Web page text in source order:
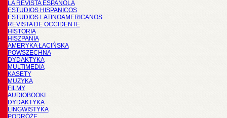
LA REVISTA ESPAÑOLA
ESTUDIOS HISPANICOS
ESTUDIOS LATINOAMERICANOS
REVISTA DE OCCIDENTE
HISTORIA
HISZPANIA
AMERYKA ŁACIŃSKA
POWSZECHNA
DYDAKTYKA
MULTIMEDIA
KASETY
MUZYKA
FILMY
AUDIOBOOKI
DYDAKTYKA
LINGWISTYKA
PODRÓŻE